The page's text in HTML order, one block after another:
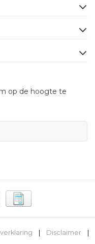
op de hoogte te
Disclaimer